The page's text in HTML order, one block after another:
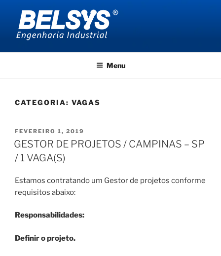
conteúdo
BELSYS ENGENHARIA
Menu
CATEGORIA: VAGAS
PUBLICADO
EM
FEVEREIRO 1, 2019
GESTOR DE PROJETOS / CAMPINAS – SP
/ 1 VAGA(S)
Estamos contratando um Gestor de projetos conforme
requisitos abaixo:
Responsabilidades:
Definir o projeto.